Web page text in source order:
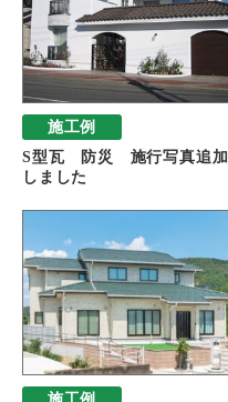
施工例
S型瓦 防災 施行写真追加
しました